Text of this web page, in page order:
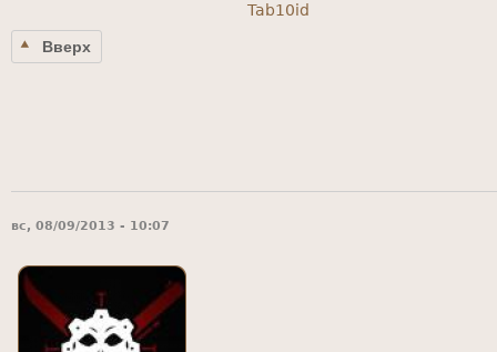
Tab10id
Вверх
вс, 08/09/2013 - 10:07